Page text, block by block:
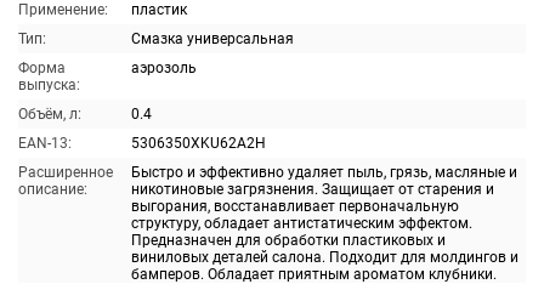
Применение:
пластик
Тип:
Смазка универсальная
Форма
выпуска:
аэрозоль
Объём, л:
0.4
EAN-13:
5306350XKU62A2H
Расширенное
описание:
Быстро и эффективно удаляет пыль, грязь, масляные и
никотиновые загрязнения. Защищает от старения и
выгорания, восстанавливает первоначальную
структуру, обладает антистатическим эффектом.
Предназначен для обработки пластиковых и
виниловых деталей салона. Подходит для молдингов и
бамперов. Обладает приятным ароматом клубники.